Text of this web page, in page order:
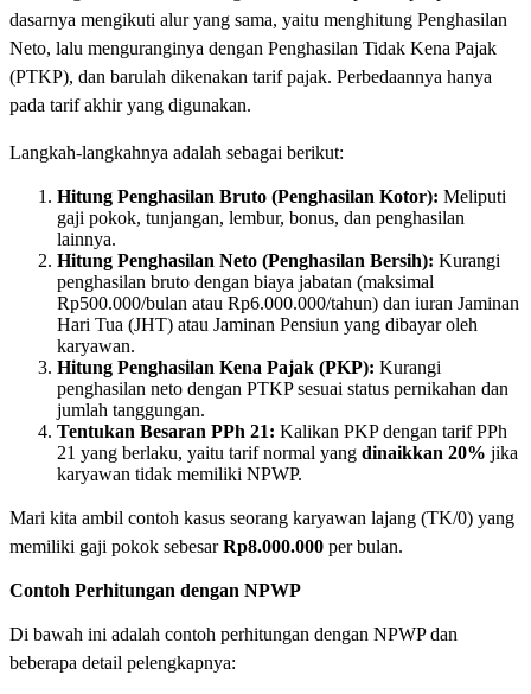
dasarnya mengikuti alur yang sama, yaitu menghitung Penghasilan
Neto, lalu menguranginya dengan Penghasilan Tidak Kena Pajak
(PTKP), dan barulah dikenakan tarif pajak. Perbedaannya hanya
pada tarif akhir yang digunakan.
Langkah-langkahnya adalah sebagai berikut:
Hitung Penghasilan Bruto (Penghasilan Kotor): Meliputi
gaji pokok, tunjangan, lembur, bonus, dan penghasilan
lainnya.
Hitung Penghasilan Neto (Penghasilan Bersih): Kurangi
penghasilan bruto dengan biaya jabatan (maksimal
Rp500.000/bulan atau Rp6.000.000/tahun) dan iuran Jaminan
Hari Tua (JHT) atau Jaminan Pensiun yang dibayar oleh
karyawan.
Hitung Penghasilan Kena Pajak (PKP): Kurangi
penghasilan neto dengan PTKP sesuai status pernikahan dan
jumlah tanggungan.
Tentukan Besaran PPh 21: Kalikan PKP dengan tarif PPh
21 yang berlaku, yaitu tarif normal yang dinaikkan 20% jika
karyawan tidak memiliki NPWP.
Mari kita ambil contoh kasus seorang karyawan lajang (TK/0) yang
memiliki gaji pokok sebesarRp8.000.000 per bulan.
Contoh Perhitungan dengan NPWP
Di bawah ini adalah contoh perhitungan dengan NPWP dan
beberapa detail pelengkapnya: